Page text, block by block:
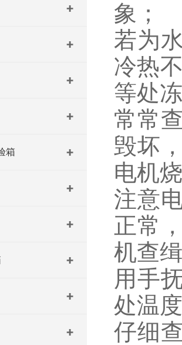
箱
象；
若为
冷热
等处
常常
毁坏
电机
注意
正常
机查
用手
处温
仔细